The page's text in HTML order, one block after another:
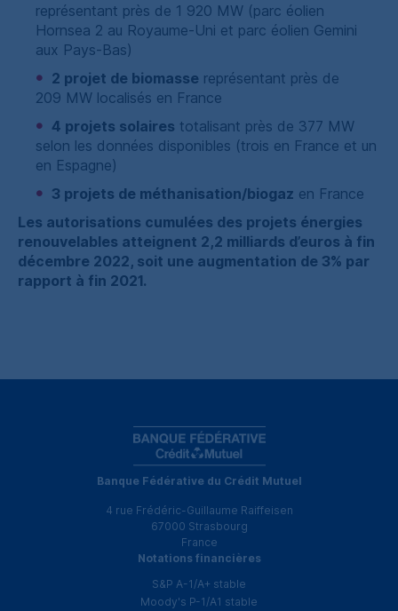
représentant près de 1 920 MW (parc éolien
Hornsea 2 au Royaume-Uni et parc éolien Gemini
aux Pays-Bas)
2 projet de biomasse représentant près de
209 MW localisés en France
4 projets solaires totalisant près de 377 MW
selon les données disponibles (trois en France et un
en Espagne)
3 projets de méthanisation/biogaz en France
Les autorisations cumulées des projets énergies
renouvelables atteignent 2,2 milliards d’euros à fin
décembre 2022, soit une augmentation de 3% par
rapport à fin 2021.
Banque Fédérative du Crédit Mutuel
4 rue Frédéric-Guillaume Raiffeisen
67000 Strasbourg
France
Notations financières
S&P A-1 /A+ stable
Moody's P-1 /A1 stable